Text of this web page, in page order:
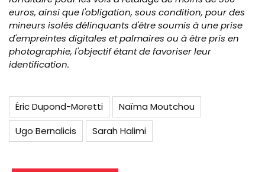
euros, ainsi que l'obligation, sous condition, pour des
mineurs isolés délinquants d'être soumis à une prise
d'empreintes digitales et palmaires ou à être pris en
photographie, l'objectif étant de favoriser leur
identification.
Éric Dupond-Moretti
Naïma Moutchou
Ugo Bernalicis
Sarah Halimi